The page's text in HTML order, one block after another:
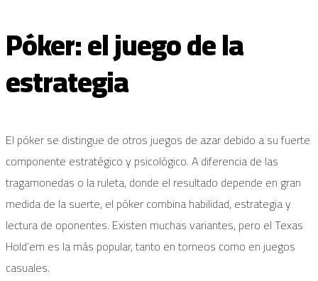
Póker: el juego de la
estrategia
El póker se distingue de otros juegos de azar debido a su fuerte
componente estratégico y psicológico. A diferencia de las
tragamonedas o la ruleta, donde el resultado depende en gran
medida de la suerte, el póker combina habilidad, estrategia y
lectura de oponentes. Existen muchas variantes, pero el Texas
Hold’em es la más popular, tanto en torneos como en juegos
casuales.